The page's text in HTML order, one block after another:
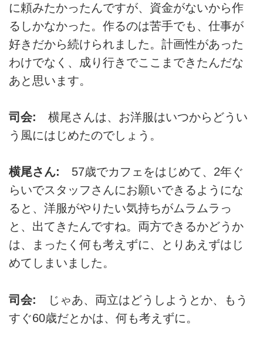
に頼みたかったんですが、資金がないから作
るしかなかった。作るのは苦手でも、仕事が
好きだから続けられました。計画性があった
わけでなく、成り行きでここまできたんだな
あと思います。
司会: 横尾さんは、お洋服はいつからどうい
う風にはじめたのでしょう。
横尾さん: 57歳でカフェをはじめて、2年ぐ
らいでスタッフさんにお願いできるようにな
ると、洋服がやりたい気持ちがムラムラっ
と、出てきたんですね。両方できるかどうか
は、まったく何も考えずに、とりあえずはじ
めてしまいました。
司会: じゃあ、両立はどうしようとか、もう
すぐ60歳だとかは、何も考えずに。